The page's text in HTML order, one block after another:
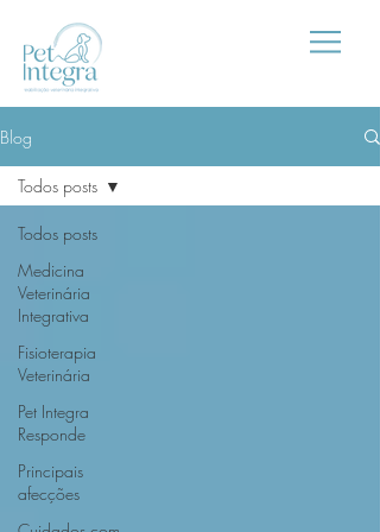
Blog
Todos posts
Medicina
Veterinária
Integrativa
Fisioterapia
Veterinária
Pet Integra
Responde
Principais
afecções
Todos posts